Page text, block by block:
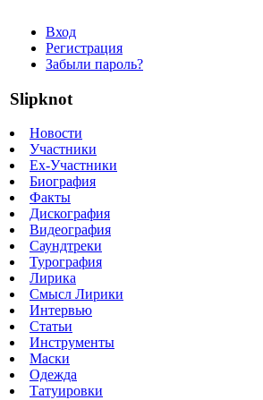
Вход
Регистрация
Забыли пароль?
Slipknot
Новости
Участники
Ex-Участники
Биография
Факты
Дискография
Видеография
Саундтреки
Турография
Лирика
Смысл Лирики
Интервью
Статьи
Инструменты
Маски
Одежда
Татуировки